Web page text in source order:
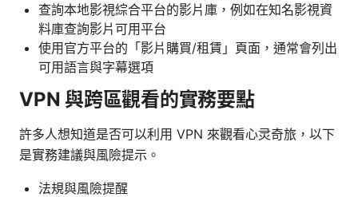
查詢本地影視綜合平台的影片庫，例如在知名影視資
料庫查詢影片可用平台
使用官方平台的「影片購買/租賃」頁面，通常會列出
可用語言與字幕選項
VPN 與跨區觀看的實務要點
許多人想知道是否可以利用 VPN 來觀看心灵奇旅，以下
是實務建議與風險提示。
法規與風險提醒